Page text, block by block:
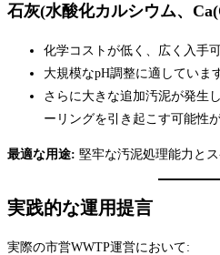
石灰(水酸化カルシウム、
化学コストが低く、広く入手
大規模なpH調整に適していま
さらに大きな追加汚泥が発生
ーリングを引き起こす可能性
最適な用途: 堅牢な汚泥処理能力と
実践的な運用提言
実際の市営WWTP運営において: